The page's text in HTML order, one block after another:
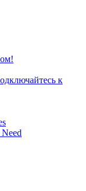
к